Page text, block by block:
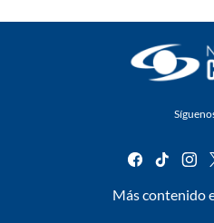
facebook
tiktok
Más contenido